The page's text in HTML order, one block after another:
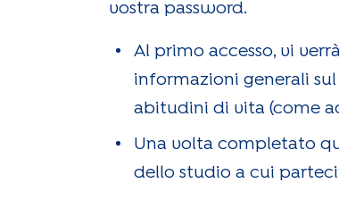
vostra password.
Al primo accesso, vi
informazioni generali
abitudini di vita (come
Una volta completato
dello studio a cui